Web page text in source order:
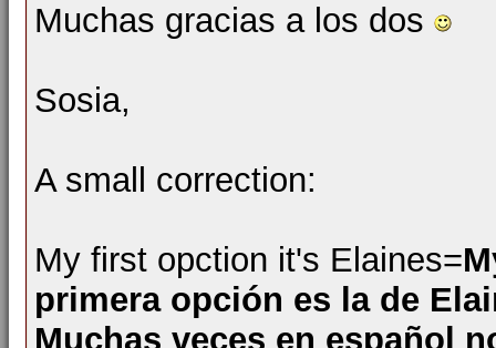
Muchas gracias a los dos
Sosia,
A small correction:
My first opction it's Elaines=
primera opción es la de
Muchas veces en español